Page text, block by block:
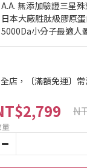
無添加驗證三星殊
本大廠胜肽級膠原
小分子最適人
全店，〔滿額免運〕